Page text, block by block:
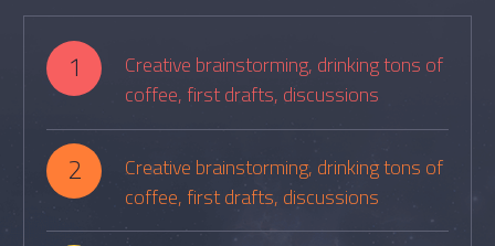
1
Creative brainstorming, drinking tons of
coffee, first drafts, discussions
2
Creative brainstorming, drinking tons of
coffee, first drafts, discussions